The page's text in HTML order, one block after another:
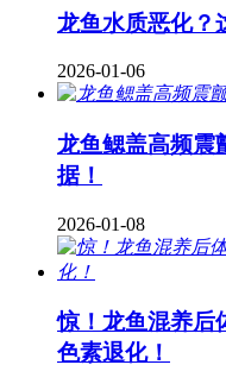
龙鱼水质恶化？
2026-01-06
龙鱼鳃盖高频震
据！
2026-01-08
惊！龙鱼混养后
色素退化！